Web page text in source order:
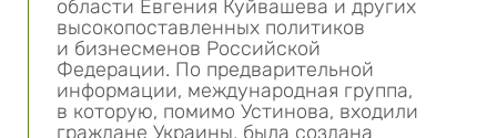
области Евгения Куйвашева и других
высокопоставленных политиков
и бизнесменов Российской
Федерации. По предварительной
информации, международная группа,
в которую, помимо Устинова, входили
граждане Украины, была создана